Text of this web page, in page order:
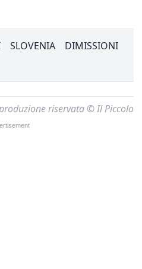
SLOVENIA
DIMISSIONI
riservata © Il Piccolo